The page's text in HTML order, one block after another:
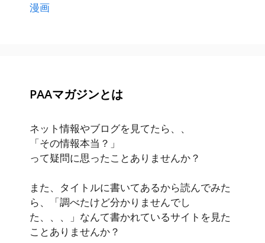
漫画
PAAマガジンとは
ネット情報やブログを見てたら、、
「その情報本当？」
って疑問に思ったことありませんか？
また、タイトルに書いてあるから読んでみた
ら、「調べたけど分かりませんでし
た、、、」なんて書かれているサイトを見た
ことありませんか？